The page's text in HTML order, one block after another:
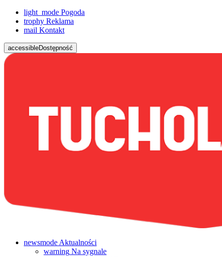
light_mode Pogoda
trophy Reklama
mail Kontakt
accessibleDostępność
newsmode Aktualności
warning Na sygnale